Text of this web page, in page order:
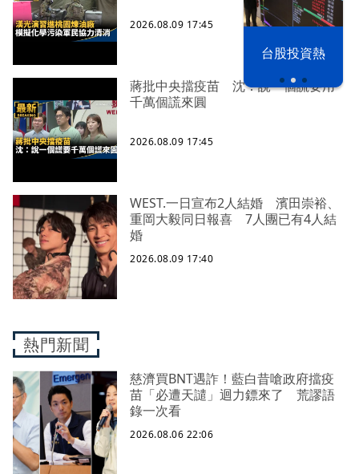
台股投資熱
2026.08.09 17:45
蔣批中央擋疫苗 沈：說一個謊要用
千萬個謊來圓
2026.08.09 17:45
WEST.一日宣布2人結婚 濱田崇裕、
重岡大毅同日報喜 7人團已有4人結
婚
2026.08.09 17:40
熱門新聞
慈濟買BNT遇詐！藍白昔嗆政府擋疫
苗「必遭天譴」迴力鏢來了 荒謬語
錄一次看
2026.08.06 22:06